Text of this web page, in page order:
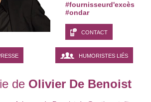
#fournisseurd'excès
#ondar
CONTACT
HUMORISTES LIÉS
de Olivier De Benoist